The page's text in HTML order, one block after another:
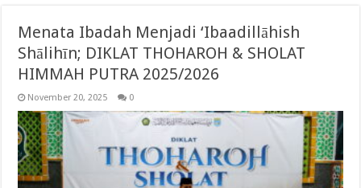
Menata Ibadah Menjadi ‘Ibaadillāhish
Shālihīn; DIKLAT THOHAROH & SHOLAT
HIMMAH PUTRA 2025/2026
November 20, 2025 0